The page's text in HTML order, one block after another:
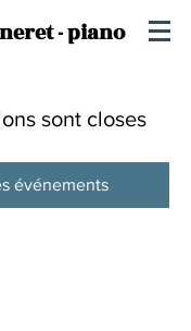
- piano
sont closes
événements